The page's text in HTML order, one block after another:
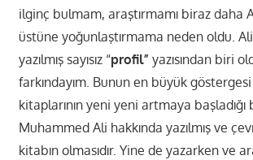
ilginç bulmam, araştırmamı biraz daha
üstüne yoğunlaştırmama neden oldu. Ali
yazılmış sayısız “profil” yazısından biri
farkındayım. Bunun en büyük
kitaplarının yeni yeni artmaya
Muhammed Ali hakkında yazılmış ve
kitabın olmasıdır. Yine de yazarken ve